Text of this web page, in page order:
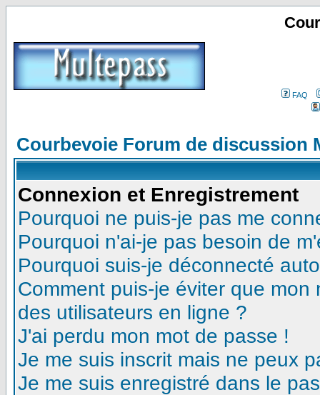
FAQ
Courbevoie Forum de discussion
Connexion et Enregistrement
Pourquoi ne puis-je pas me
Pourquoi n'ai-je pas besoin de
Pourquoi suis-je déconnecté
Comment puis-je éviter que
des utilisateurs en ligne ?
J'ai perdu mon mot de passe !
Je me suis inscrit mais ne peux
Je me suis enregistré dans le